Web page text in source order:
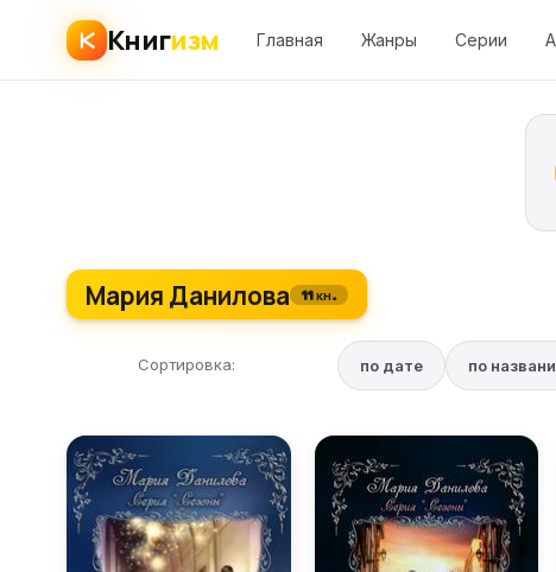
Книгизм Главная Жанры Серии
Мария Данилова 11 кн.
Сортировка: по дате по